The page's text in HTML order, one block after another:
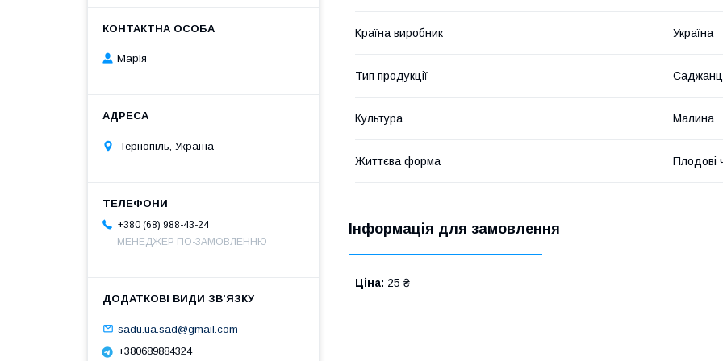
Країна виробник Україна
Тип продукції
Культура Малина
Життєва форма Плодові
Інформація для замовлення
Ціна: 25 ₴
Марія
Тернопіль, Україна
+380 (68) 988-43-24
МЕНЕДЖЕР ПО-ЗАМОВЛЕННЮ
sadu.ua.sad@gmail.com
+380689884324